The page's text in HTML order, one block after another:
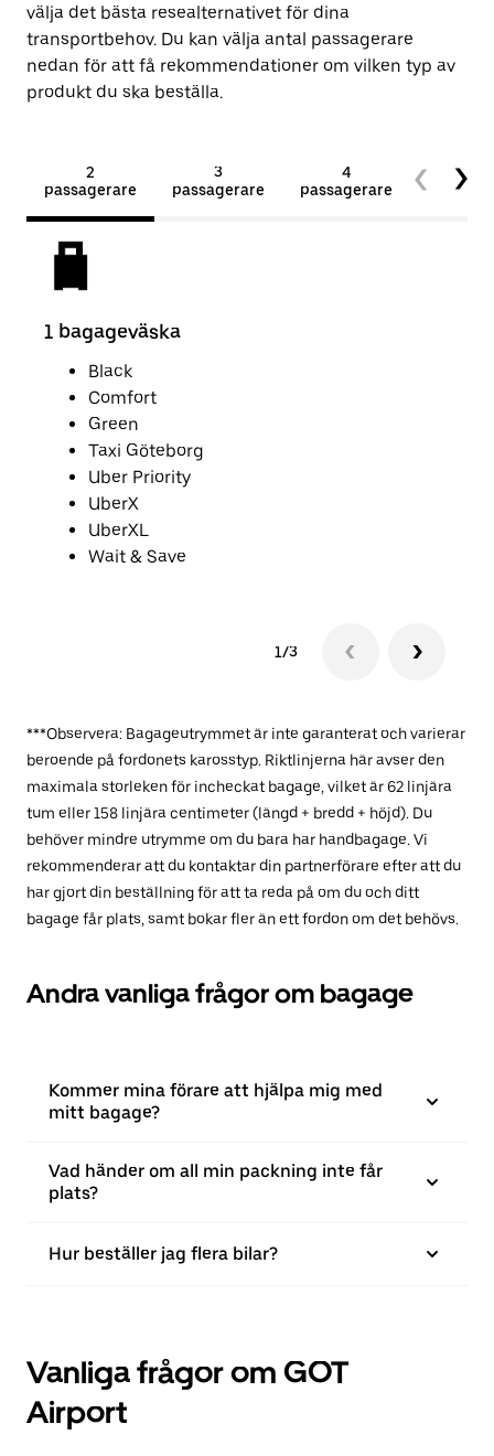
välja det bästa resealternativet för dina
transportbehov. Du kan välja antal passagerare
nedan för att få rekommendationer om vilken typ av
produkt du ska beställa.
2
passagerare
3
passagerare
4
passagerare
1 bagageväska
Black
Comfort
Green
Taxi Göteborg
Uber Priority
UberX
UberXL
Wait & Save
1/3
***Observera: Bagageutrymmet är inte garanterat och varierar
beroende på fordonets karosstyp. Riktlinjerna här avser den
maximala storleken för incheckat bagage, vilket är 62 linjära
tum eller 158 linjära centimeter (längd + bredd + höjd). Du
behöver mindre utrymme om du bara har handbagage. Vi
rekommenderar att du kontaktar din partnerförare efter att du
har gjort din beställning för att ta reda på om du och ditt
bagage får plats, samt bokar fler än ett fordon om det behövs.
Andra vanliga frågor om bagage
Kommer mina förare att hjälpa mig med
mitt bagage?
Vad händer om all min packning inte får
plats?
Hur beställer jag flera bilar?
Vanliga frågor om GOT
Airport